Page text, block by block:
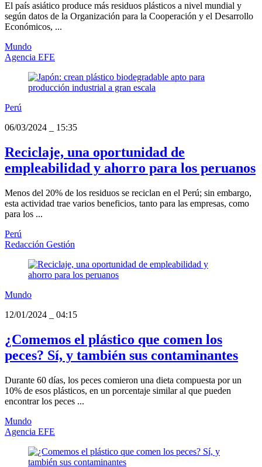
El país asiático produce más residuos plásticos a nivel mundial y
según datos de la Organización para la Cooperación y el Desarrollo
Económicos, ...
Mundo
Agencia EFE
Perú
06/03/2024
15:35
Reciclaje, una oportunidad de
empleabilidad y ahorro para los peruanos
Menos del 20% de los residuos se reciclan en el Perú; sin embargo,
esta actividad trae varios beneficios, tanto para las empresas, como
para los ...
Perú
Redacción Gestión
Mundo
12/01/2024
04:15
¿Comemos el plástico que comen los
peces? Sí, y también sus contaminantes
Durante 60 días, los peces comieron una dieta compuesta por un
10% de esos plásticos, en un porcentaje similar al que pueden
encontrar los peces ...
Mundo
Agencia EFE